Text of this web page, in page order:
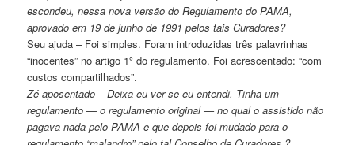
escondeu, nessa nova versão do Regulamento do PAMA,
aprovado em 19 de junho de 1991 pelos tais Curadores?
Seu ajuda – Foi simples. Foram introduzidas três palavrinhas
“inocentes” no artigo 1º do regulamento. Foi acrescentado: “com
custos compartilhados”.
Zé aposentado – Deixa eu ver se eu entendi. Tinha um
regulamento — o regulamento original — no qual o assistido não
pagava nada pelo PAMA e que depois foi mudado para o